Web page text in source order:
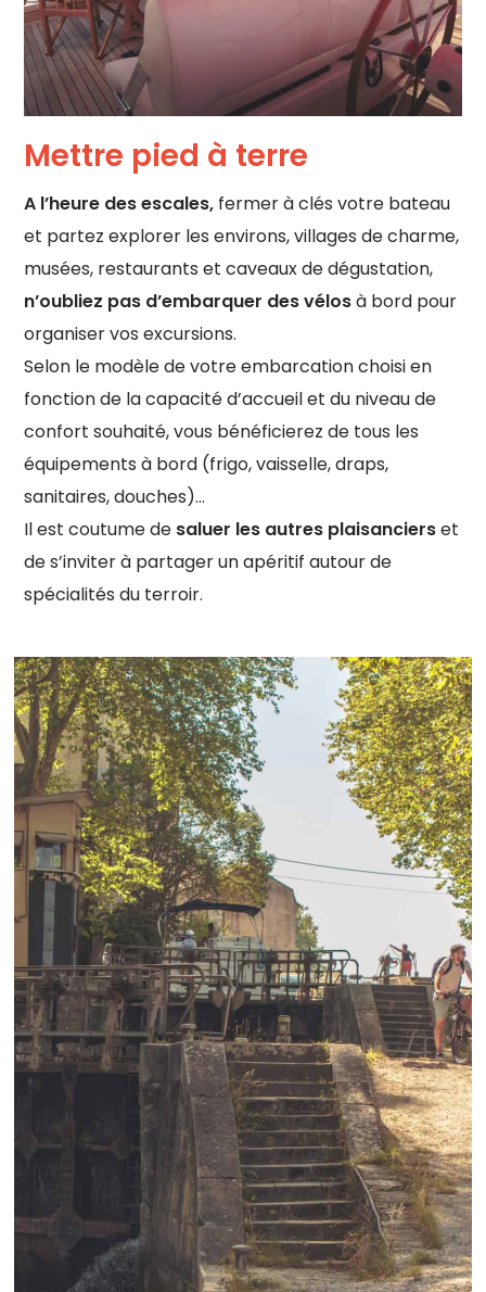
Mettre pied à terre
A l’heure des escales, fermer à clés votre bateau
et partez explorer les environs, villages de charme,
musées, restaurants et caveaux de dégustation,
n’oubliez pas d’embarquer des vélosà bord pour
organiser vos excursions.
Selon le modèle de votre embarcation choisi en
fonction de la capacité d’accueil et du niveau de
confort souhaité, vous bénéficierez de tous les
équipements à bord (frigo, vaisselle, draps,
sanitaires, douches)…
Il est coutume de saluer les autres plaisancierset
de s’inviter à partager un apéritif autour de
spécialités du terroir.